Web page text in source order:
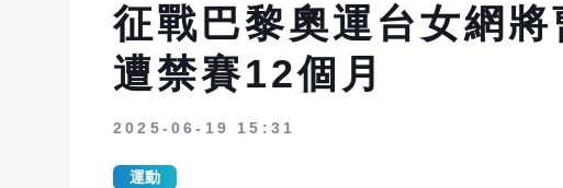
征戰巴黎奧運台女網
遭禁賽12個月
2025-06-19 15:31
運動